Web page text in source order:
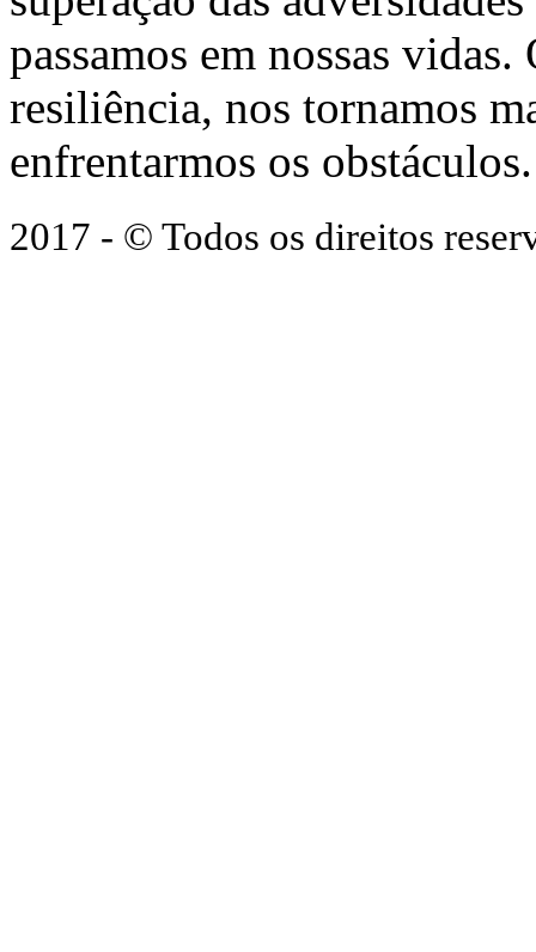
passamos em nossas
resiliência, nos tornamos
enfrentarmos os obstáculos.
2017 - © Todos os direitos